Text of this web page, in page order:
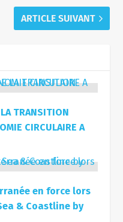
ARTICLE SUIVANT
TRANSITION
CIRCULAIRE A
en force lors
& Coastline by